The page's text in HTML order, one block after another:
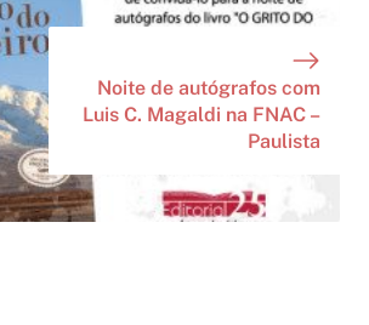
Noite de autógrafos com
Luis C. Magaldi na FNAC –
Paulista